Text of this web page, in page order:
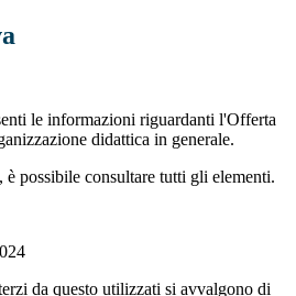
le informazioni riguardanti l'Offerta
didattica in generale.
possibile consultare tutti gli elementi.
da questo utilizzati si avvalgono di